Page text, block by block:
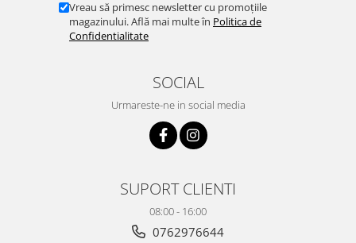
Vreau să primesc newsletter cu promoțiile
magazinului. Află mai multe în Politica de
Confidentialitate
SOCIAL
Urmareste-ne in social media
SUPORT CLIENTI
08:00 - 16:00
0762976644